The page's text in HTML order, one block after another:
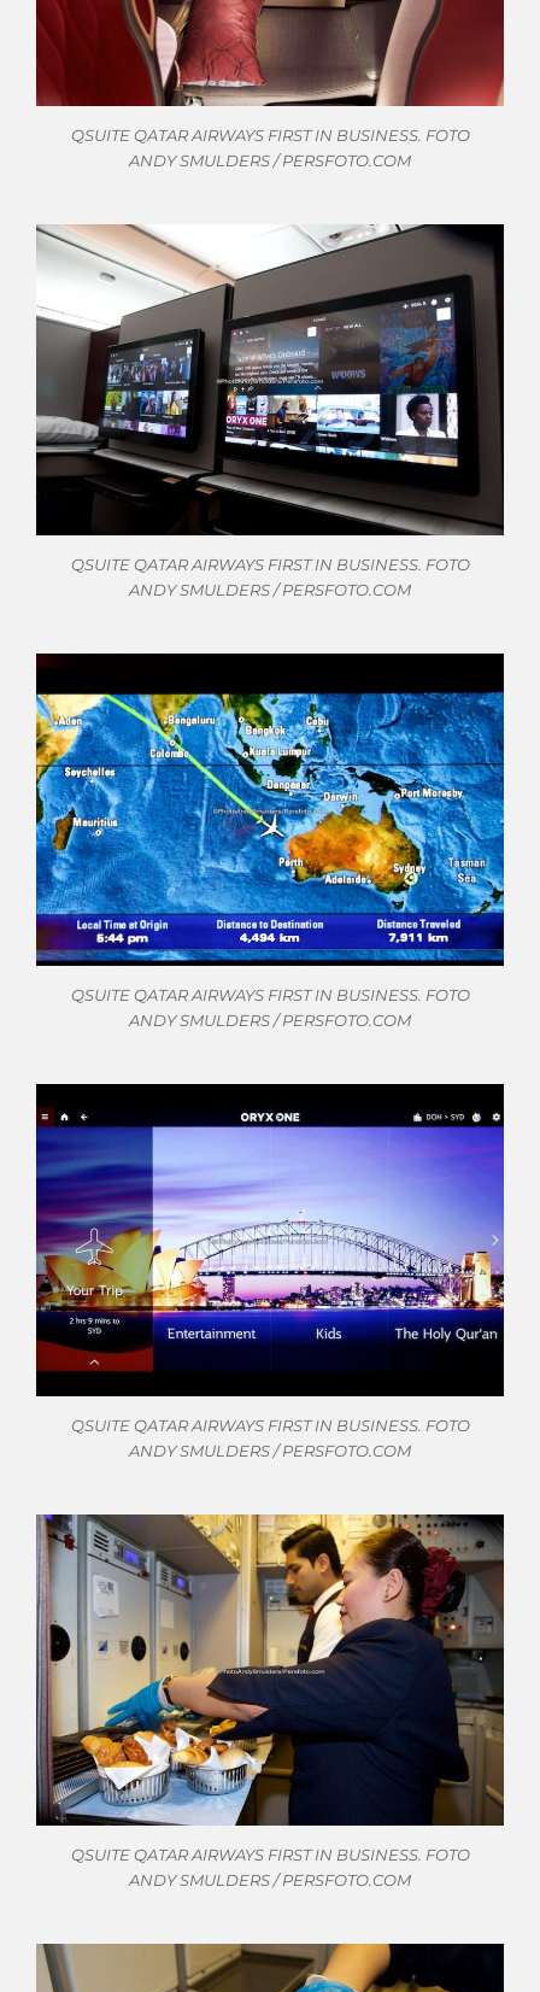
QSUITE QATAR AIRWAYS FIRST IN BUSINESS. FOTO
ANDY SMULDERS / PERSFOTO.COM
QSUITE QATAR AIRWAYS FIRST IN BUSINESS. FOTO
ANDY SMULDERS / PERSFOTO.COM
QSUITE QATAR AIRWAYS FIRST IN BUSINESS. FOTO
ANDY SMULDERS / PERSFOTO.COM
QSUITE QATAR AIRWAYS FIRST IN BUSINESS. FOTO
ANDY SMULDERS / PERSFOTO.COM
QSUITE QATAR AIRWAYS FIRST IN BUSINESS. FOTO
ANDY SMULDERS / PERSFOTO.COM